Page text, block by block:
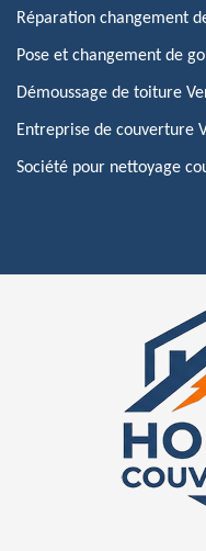
Réparation changement
Pose et changement de
Démoussage de toiture
Entreprise de couverture
Société pour nettoyage